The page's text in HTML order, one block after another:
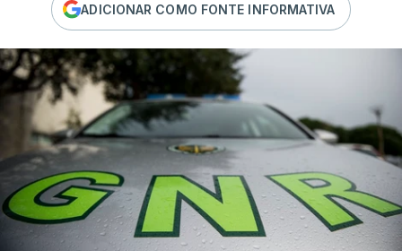
ADICIONAR COMO FONTE INFORMATIVA